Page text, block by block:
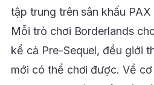
tập trung trên sân khấu
Mỗi trò chơi Borderlands
kể cả Pre-Sequel, đều giới
mới có thể chơi được. Về